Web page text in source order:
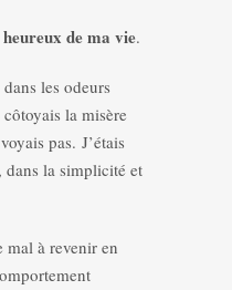
heureux de ma vie.
les odeurs
la misère
pas. J’étais
, dans la simplicité et
mal à revenir en